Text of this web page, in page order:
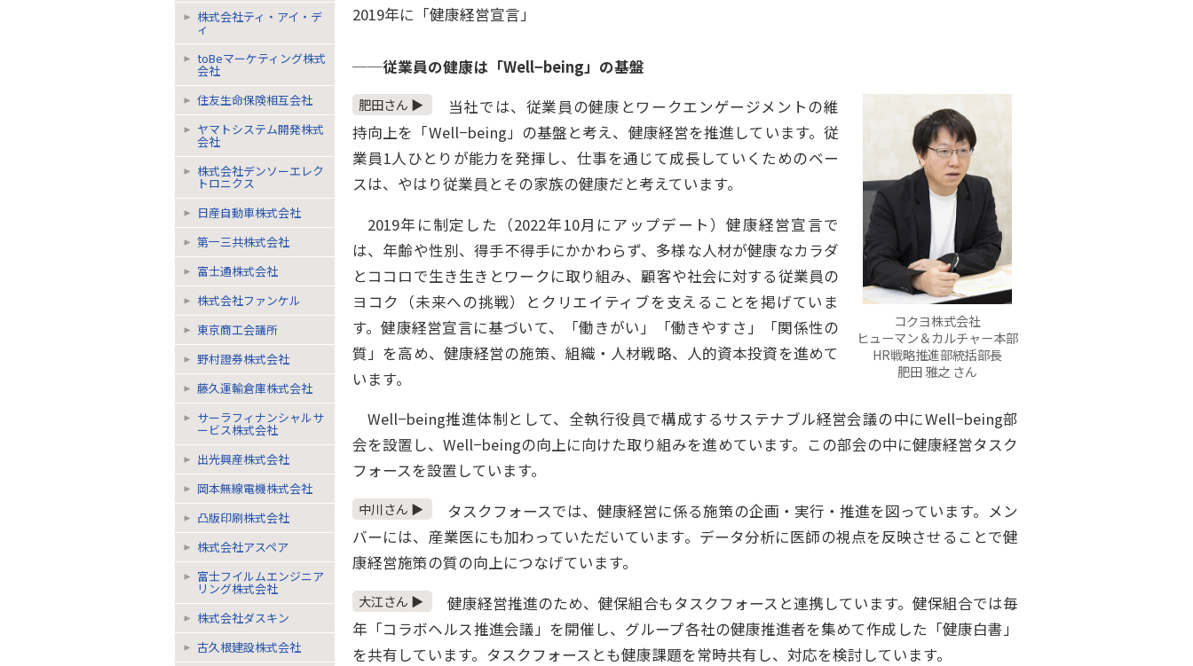
2019年に「健康経営宣言」
──従業員の健康は「Well−being」の基盤
コクヨ株式会社
ヒューマン＆カルチャー本部
HR戦略推進部統括部長
肥田 雅之 さん
肥田さん ▶
当社では、従業員の健康とワークエンゲージメントの維
持向上を「Well−being」の基盤と考え、健康経営を推進しています。従
業員1人ひとりが能力を発揮し、仕事を通じて成長していくためのベー
スは、やはり従業員とその家族の健康だと考えています。
2019年に制定した（2022年10月にアップデート）健康経営宣言で
は、年齢や性別、得手不得手にかかわらず、多様な人材が健康なカラダ
とココロで生き生きとワークに取り組み、顧客や社会に対する従業員の
ヨコク（未来への挑戦）とクリエイティブを支えることを掲げていま
す。健康経営宣言に基づいて、「働きがい」「働きやすさ」「関係性の
質」を高め、健康経営の施策、組織・人材戦略、人的資本投資を進めて
います。
Well−being推進体制として、全執行役員で構成するサステナブル経営会議の中にWell−being部
会を設置し、Well−beingの向上に向けた取り組みを進めています。この部会の中に健康経営タスク
フォースを設置しています。
中川さん ▶
タスクフォースでは、健康経営に係る施策の企画・実行・推進を図っています。メン
バーには、産業医にも加わっていただいています。データ分析に医師の視点を反映させることで健
康経営施策の質の向上につなげています。
大江さん ▶
健康経営推進のため、健保組合もタスクフォースと連携しています。健保組合では毎
年「コラボヘルス推進会議」を開催し、グループ各社の健康推進者を集めて作成した「健康白書」
を共有しています。タスクフォースとも健康課題を常時共有し、対応を検討しています。
株式会社ティ・アイ・デ
ィ
toBeマーケティング株式
会社
住友生命保険相互会社
ヤマトシステム開発株式
会社
株式会社デンソーエレク
トロニクス
日産自動車株式会社
第一三共株式会社
富士通株式会社
株式会社ファンケル
東京商工会議所
野村證券株式会社
藤久運輸倉庫株式会社
サーラフィナンシャルサ
ービス株式会社
出光興産株式会社
岡本無線電機株式会社
凸版印刷株式会社
株式会社アスペア
富士フイルムエンジニア
リング株式会社
株式会社ダスキン
古久根建設株式会社